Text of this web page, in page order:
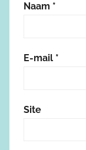
Naam *
E-mail *
Site